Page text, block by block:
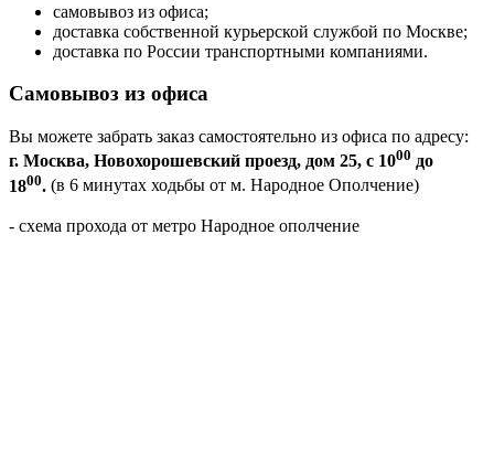
самовывоз из офиса;
доставка собственной курьерской службой по Москве;
доставка по России транспортными компаниями.
Самовывоз из офиса
Вы можете забрать заказ самостоятельно из офиса по адресу:
г. Москва, Новохорошевский проезд, дом 25, с 1000 до
1800. (в 6 минутах ходьбы от м. Народное Ополчение)
- схема прохода от метро Народное ополчение